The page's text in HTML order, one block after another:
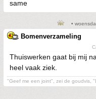
same
•
Bomenverzameling
Thuiswerken gaat bij mij
heel vaak ziek.
"Geef me een joint", zei de goudvis,